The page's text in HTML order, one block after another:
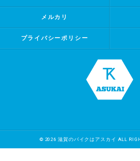
メルカリ
プライバシーポリシー
© 2026 滋賀のバイクはアスカイ ALL